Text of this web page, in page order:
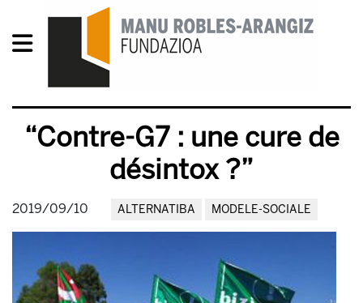
“Contre-G7 : une cure de
désintox ?”
2019/09/10 ALTERNATIBA MODELE-SOCIALE